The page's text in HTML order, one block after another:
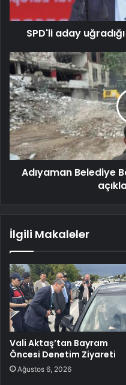
SPD'li aday
Adıyaman Belediye
İlgili Makaleler
Vali Aktaş’tan Bayram
Öncesi Denetim Ziyareti
Ağustos 6, 2026